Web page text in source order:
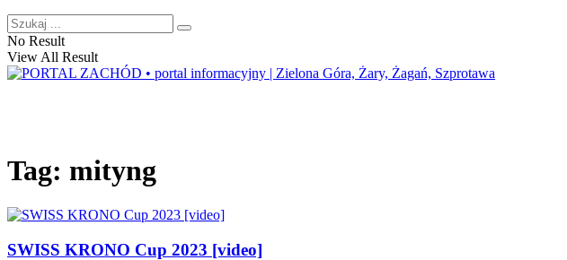
No Result
View All Result
Tag: mityng
SWISS KRONO Cup 2023 [video]